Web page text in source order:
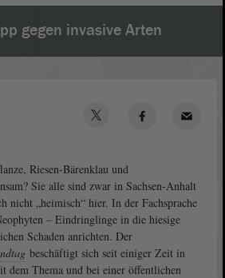
gegen invasive Arten
Riesen-Bärenklau und
Sie alle sind zwar in Sachsen-Anhalt
nicht „heimisch“ hier. In der Fachsprache
– Eindringlinge in die hiesige
Schaden anrichten. Der
beschäftigt sich seit einiger Zeit in
dem Thema und bei einer öffentlichen